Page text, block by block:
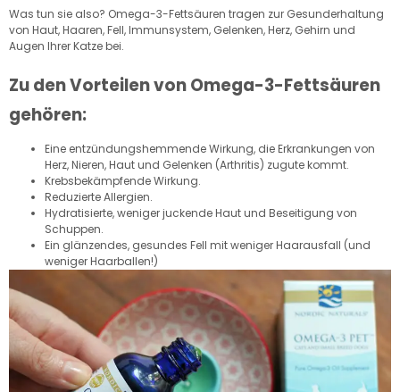
Was tun sie also? Omega-3-Fettsäuren tragen zur Gesunderhaltung
von Haut, Haaren, Fell, Immunsystem, Gelenken, Herz, Gehirn und
Augen Ihrer Katze bei.
Zu den Vorteilen von Omega-3-Fettsäuren
gehören:
Eine entzündungshemmende Wirkung, die Erkrankungen von
Herz, Nieren, Haut und Gelenken (Arthritis) zugute kommt.
Krebsbekämpfende Wirkung.
Reduzierte Allergien.
Hydratisierte, weniger juckende Haut und Beseitigung von
Schuppen.
Ein glänzendes, gesundes Fell mit weniger Haarausfall (und
weniger Haarballen!)